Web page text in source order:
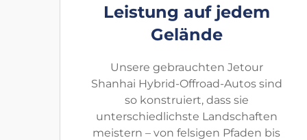
Leistung auf jedem
Gelände
Unsere gebrauchten Jetour
Shanhai Hybrid-Offroad-Autos sind
so konstruiert, dass sie
unterschiedlichste Landschaften
meistern – von felsigen Pfaden bis